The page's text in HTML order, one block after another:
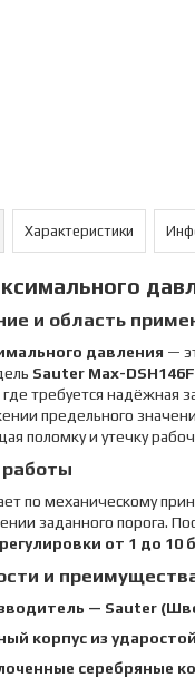
Характеристики
и область
давления —
Sauter Max-
где требуется надёжная
предельного
поломку и утечку
по механическому
заданного порога.
от 1 до 10
и
— Sauter
корпус из
серебряные